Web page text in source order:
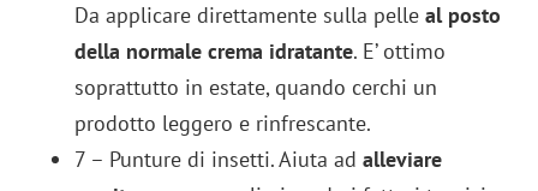
Da applicare direttamente sulla pelleal posto
della normale crema idratante. E’ ottimo
soprattutto in estate, quando cerchi un
prodotto leggero e rinfrescante.
7 – Punture di insetti. Aiuta ad alleviare